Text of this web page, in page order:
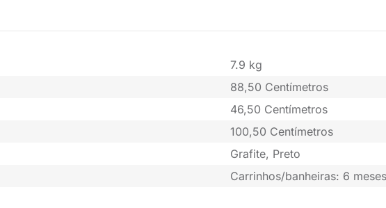
7.9 kg
88,50 Centímetros
46,50 Centímetros
100,50 Centímetros
Grafite, Preto
Carrinhos/banheiras: 6 meses